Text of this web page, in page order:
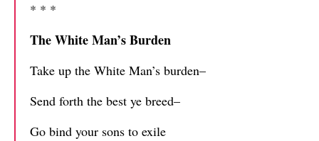
* * *
The White Man’s Burden
Take up the White Man’s burden–
Send forth the best ye breed–
Go bind your sons to exile